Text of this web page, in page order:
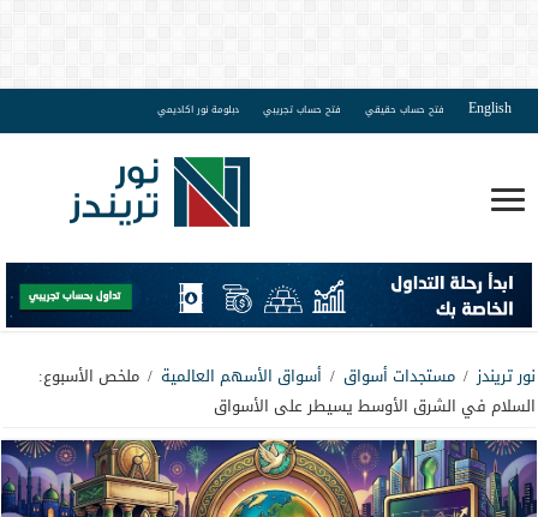
English فتح حساب حقيقي فتح حساب تجريبي دبلومة نور اكاديمي
نور تريندز / مستجدات أسواق / أسواق الأسهم العالمية / ملخص الأسبوع:
السلام في الشرق الأوسط يسيطر على الأسواق